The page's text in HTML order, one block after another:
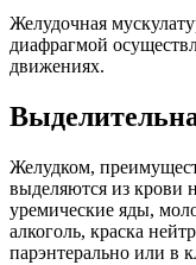
Желудочная
диафрагмой
движениях.
Желудком,
выделяются из крови
уремические яды,
алкоголь, краска
парэнтерально или в